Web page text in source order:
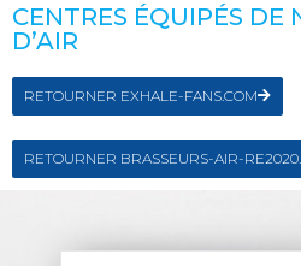
CENTRES ÉQUIPÉS DE
D’AIR
RETOURNER EXHALE-FANS.COM
RETOURNER BRASSEURS-AIR-